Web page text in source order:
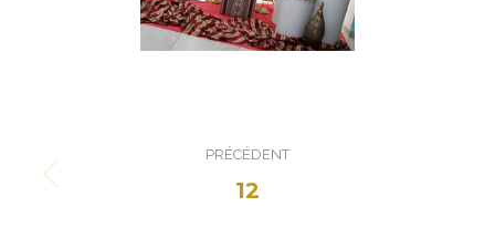
de
PRÉCÉDENT
Onglet
12